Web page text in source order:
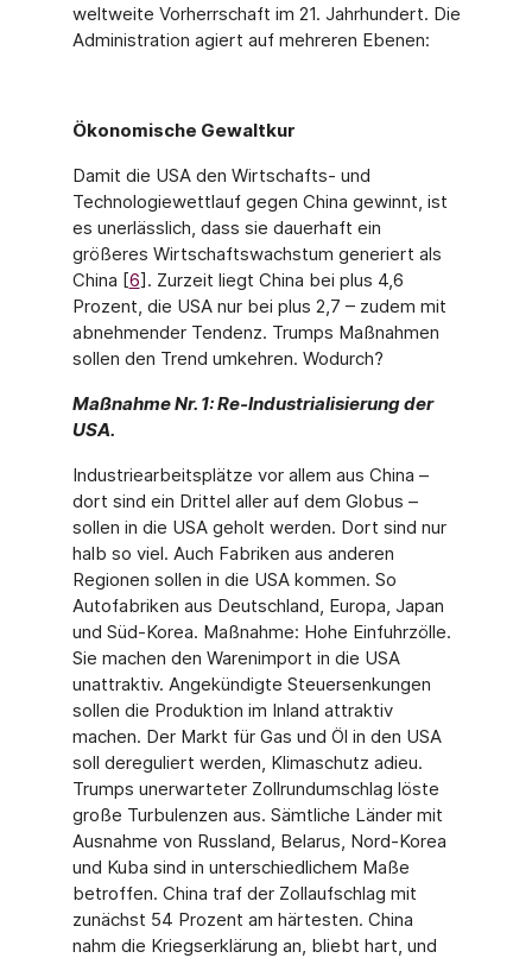
weltweite Vorherrschaft im 21. Jahrhun­dert. Die
Administration agiert auf mehreren Ebenen:
Ökonomische Gewaltkur
Damit die USA den Wirtschafts- und
Technologiewettlauf gegen China gewinnt, ist
es unerlässlich, dass sie dauerhaft ein
größeres Wirtschaftswachstum generiert als
China [6]. Zurzeit liegt China bei plus 4,6
Prozent, die USA nur bei plus 2,7 – zudem mit
abnehmender Tendenz. Trumps Maßnahmen
sollen den Trend umkehren. Wodurch?
Maßnahme Nr. 1: Re-Industrialisierung der
USA.
Industriearbeitsplätze vor allem aus China –
dort sind ein Drittel aller auf dem Globus –
sollen in die USA geholt werden. Dort sind nur
halb so viel. Auch Fabriken aus anderen
Regionen sollen in die USA kommen. So
Autofabriken aus Deutschland, Europa, Japan
und Süd-Korea. Maßnahme: Hohe Einfuhrzölle.
Sie machen den Warenimport in die USA
unattraktiv. Angekündigte Steuersenkungen
sollen die Produktion im Inland attrak­tiv
machen. Der Markt für Gas und Öl in den USA
soll dereguliert werden, Klimaschutz adieu.
Trumps unerwarteter Zollrundumschlag löste
große Turbulenzen aus. Sämtliche Länder mit
Ausnahme von Russland, Belarus, Nord-Korea
und Kuba sind in unterschied­lichem Maße
betroffen. China traf der Zollaufschlag mit
zunächst 54 Prozent am här­testen. China
nahm die Kriegserklärung an, bliebt hart, und